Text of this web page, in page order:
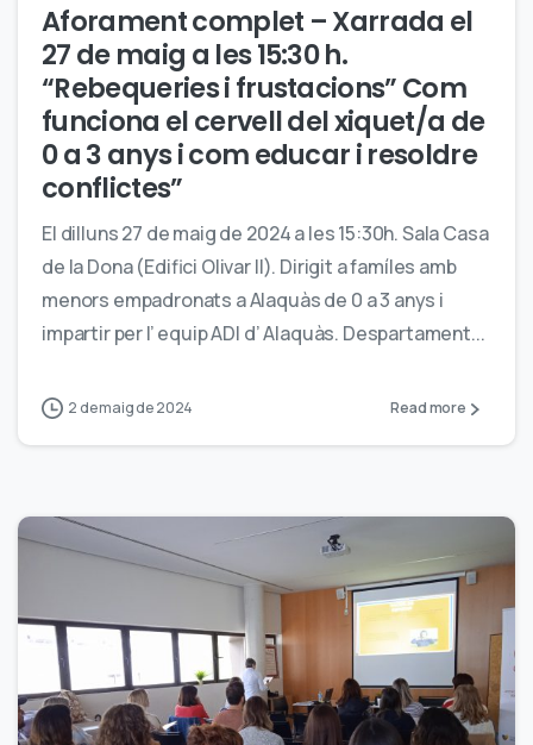
Aforament complet – Xarrada el
27 de maig a les 15:30 h.
“Rebequeries i frustacions” Com
funciona el cervell del xiquet/a de
0 a 3 anys i com educar i resoldre
conflictes”
El dilluns 27 de maig de 2024 a les 15:30h. Sala Casa
de la Dona (Edifici Olivar II). Dirigit a famíles amb
menors empadronats a Alaquàs de 0 a 3 anys i
impartir per l’ equip ADI d’ Alaquàs. Despartament...
2 de maig de 2024 Read more